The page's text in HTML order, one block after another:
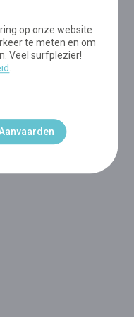
op onze website
te meten en om
Veel surfplezier!
.